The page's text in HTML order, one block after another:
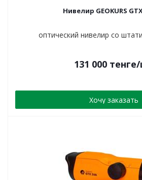
Нивелир GEOKURS
оптический нивелир со
131 000тенге/
Хочу заказать